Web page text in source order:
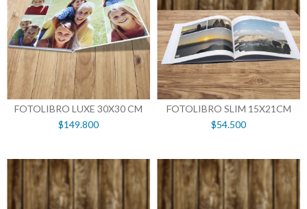
FOTOLIBRO LUXE 30X30 CM
$149.800
FOTOLIBRO SLIM 15X21CM
$54.500